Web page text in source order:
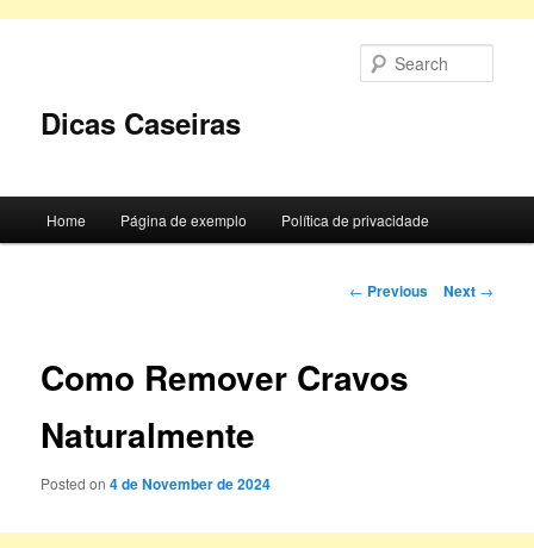
Dicas Caseiras
Home Página de exemplo Política de privacidade
Post
← Previous Next →
Como Remover Cravos
Naturalmente
Posted on4 de November de 2024